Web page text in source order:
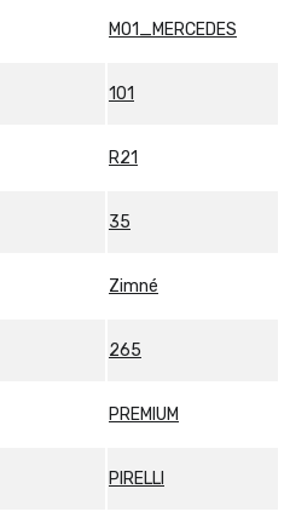
MO1_MERCEDES
101
R21
35
Zimné
265
PREMIUM
PIRELLI